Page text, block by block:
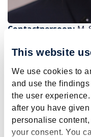
This website
We use cookies to
and use the
the user
after you have
personalise
your consent. You
Contactpersoon: M.
Projecten
thema